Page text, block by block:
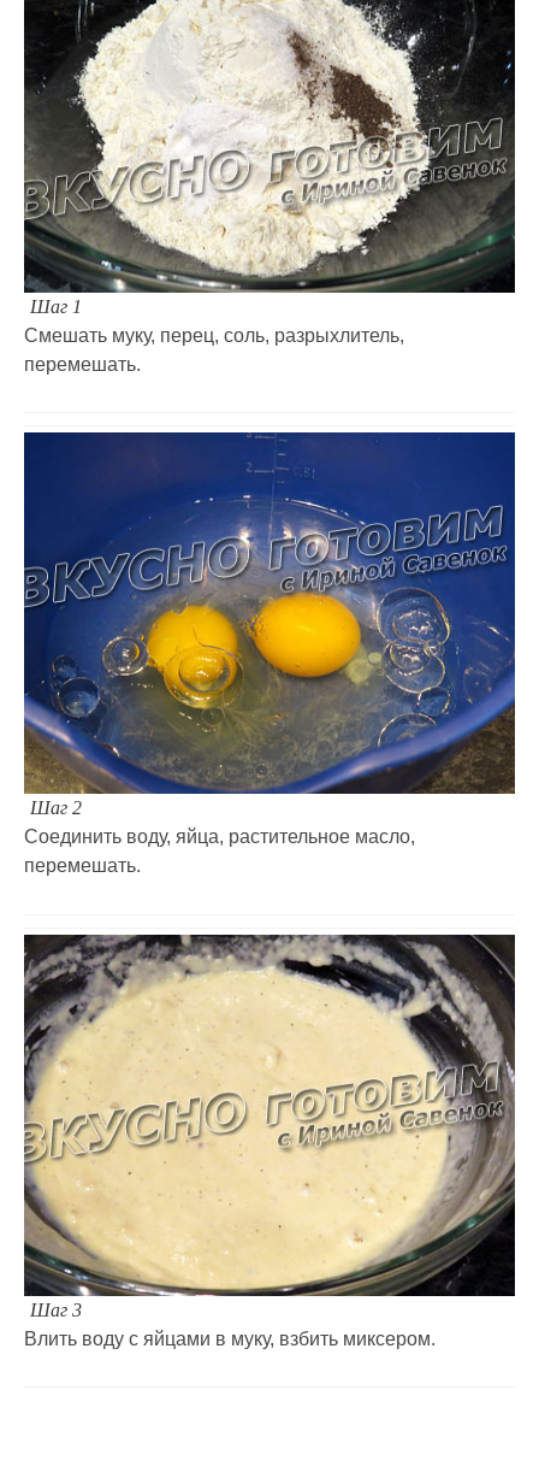
Шаг 1
Смешать муку, перец, соль, разрыхлитель,
перемешать.
Шаг 2
Соединить воду, яйца, растительное масло,
перемешать.
Шаг 3
Влить воду с яйцами в муку, взбить миксером.